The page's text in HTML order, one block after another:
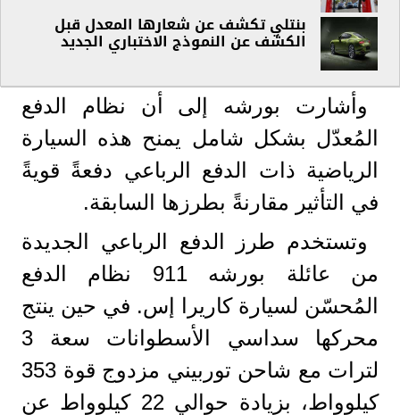
بنتلي تكشف عن شعارها المعدل قبل
الكشف عن النموذج الاختباري الجديد
وأشارت بورشه إلى أن نظام الدفع
المُعدّل بشكل شامل يمنح هذه السيارة
الرياضية ذات الدفع الرباعي دفعةً قويةً
في التأثير مقارنةً بطرزها السابقة.
وتستخدم طرز الدفع الرباعي الجديدة
من عائلة بورشه 911 نظام الدفع
المُحسّن لسيارة كاريرا إس. في حين ينتج
محركها سداسي الأسطوانات سعة 3
لترات مع شاحن توربيني مزدوج قوة 353
كيلوواط، بزيادة حوالي 22 كيلوواط عن